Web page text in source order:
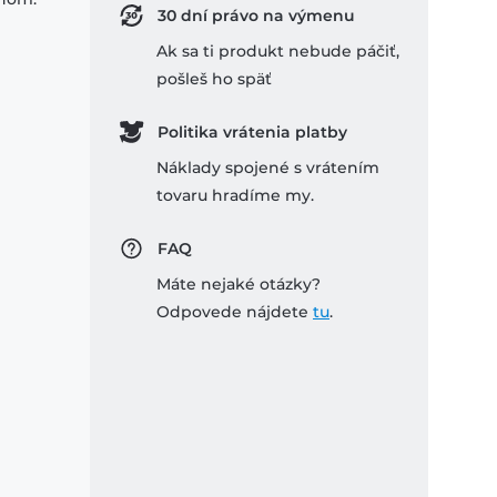
30 dní právo na výmenu
Ak sa ti produkt nebude páčiť,
pošleš ho späť
Politika vrátenia platby
Náklady spojené s vrátením
tovaru hradíme my.
FAQ
Máte nejaké otázky?
Odpovede nájdete tu.